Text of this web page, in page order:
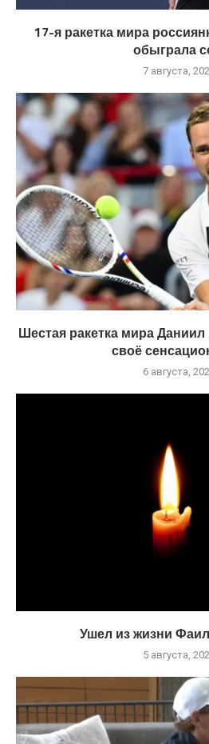
17-я ракетка мира
обыграла
7 августа,
Шестая ракетка мира
своё
6 августа,
Ушел из жизни
5 августа,